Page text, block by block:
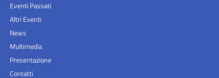
Eventi Passati
Altri Eventi
News
Multimedia
Presentazione
Contatti